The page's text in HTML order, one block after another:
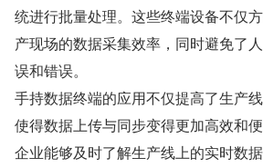
统进行批量处理。这些终端设备不仅
产现场的数据采集效率，同时避免了
误和错误。
手持数据终端的应用不仅提高了生产
使得数据上传与同步变得更加高效和
企业能够及时了解生产线上的实时数